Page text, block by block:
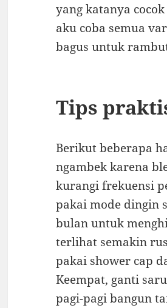
yang katanya
aku coba semua
bagus untuk
Tips
Berikut beberapa
ngambek karena
kurangi frekuensi
pakai mode dingin
bulan untuk
terlihat semakin
pakai shower cap
Keempat, ganti
pagi-pagi bangun